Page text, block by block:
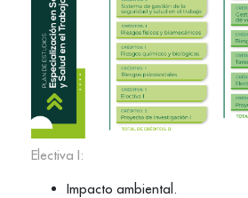
Electiva I:
Impacto ambiental.